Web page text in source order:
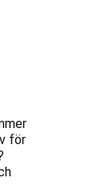
för